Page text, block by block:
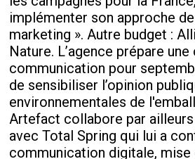
implémenter son approche
marketing ». Autre budget :
Nature. L’agence prépare
communication pour
de sensibiliser l’opinion
environnementales de
Artefact collabore par
avec Total Spring qui lui a
communication digitale, mise